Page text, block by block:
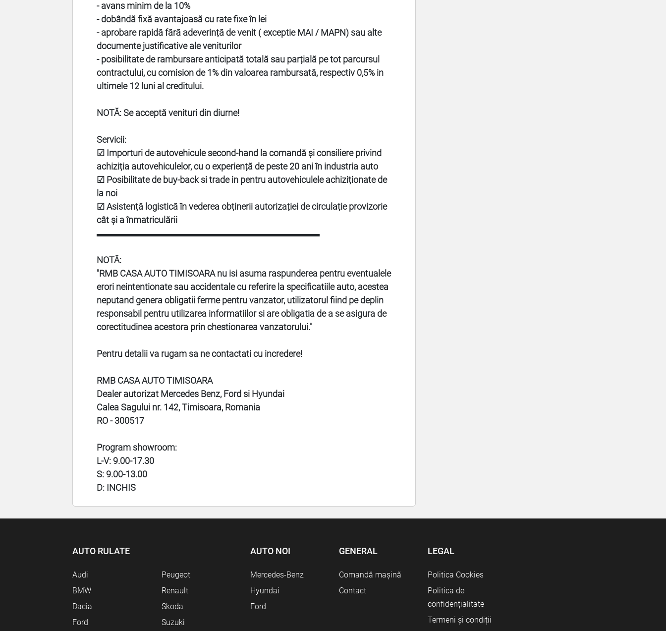
- avans minim de la 10%
- dobândă fixă avantajoasă cu rate fixe în lei
- aprobare rapidă fără adeverință de venit ( exceptie MAI / MAPN) sau alte
documente justificative ale veniturilor
- posibilitate de rambursare anticipată totală sau parțială pe tot parcursul
contractului, cu comision de 1% din valoarea rambursată, respectiv 0,5% in
ultimele 12 luni al creditului.
NOTĂ: Se acceptă venituri din diurne!
Servicii:
☑ Importuri de autovehicule second-hand la comandă și consiliere privind
achiziția autovehiculelor, cu o experiență de peste 20 ani în industria auto
☑ Posibilitate de buy-back si trade in pentru autovehiculele achiziționate de
la noi
☑ Asistență logistică în vederea obținerii autorizației de circulație provizorie
cât și a înmatriculării
▬▬▬▬▬▬▬▬▬▬▬▬▬▬▬▬▬▬▬▬▬▬▬▬▬
NOTĂ:
"RMB CASA AUTO TIMISOARAnu isi asuma raspunderea pentru eventualele
erori neintentionate sau accidentale cu referire la specificatiile auto, acestea
neputand genera obligatii ferme pentru vanzator, utilizatorul fiind pe deplin
responsabil pentru utilizarea informatiilor si are obligatia de a se asigura de
corectitudinea acestora prin chestionarea vanzatorului."
Pentru detalii va rugam sa ne contactati cu incredere!
RMB CASA AUTO TIMISOARA
Dealer autorizat Mercedes Benz, Ford si Hyundai
Calea Sagului nr. 142, Timisoara, Romania
RO - 300517
Program showroom:
L-V: 9.00-17.30
S: 9.00-13.00
D: INCHIS
AUTO RULATE
Audi
BMW
Dacia
Ford
Peugeot
Renault
Skoda
Suzuki
AUTO NOI
Mercedes-Benz
Hyundai
Ford
GENERAL
Comandă mașină
Contact
LEGAL
Politica Cookies
Politica de
confidențialitate
Termeni și condiții